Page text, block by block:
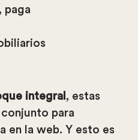
paga
integral , estas
para
en la web. Y esto es